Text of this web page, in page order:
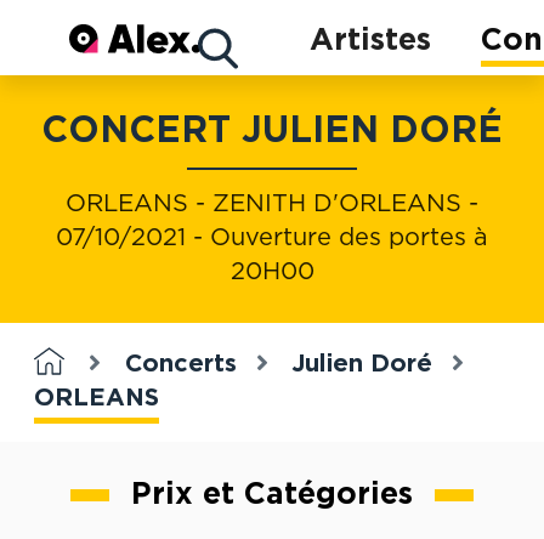
Artistes
Concerts
Artistes
CONCERT JULIEN DORÉ
ORLEANS - ZENITH D'ORLEANS -
07/10/2021 - Ouverture des portes à
20H00
Concerts
Julien Doré
ORLEANS
Prix et Catégories